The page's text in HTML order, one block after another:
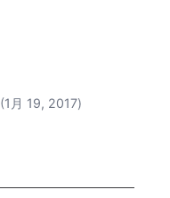
(1月 19, 2017)